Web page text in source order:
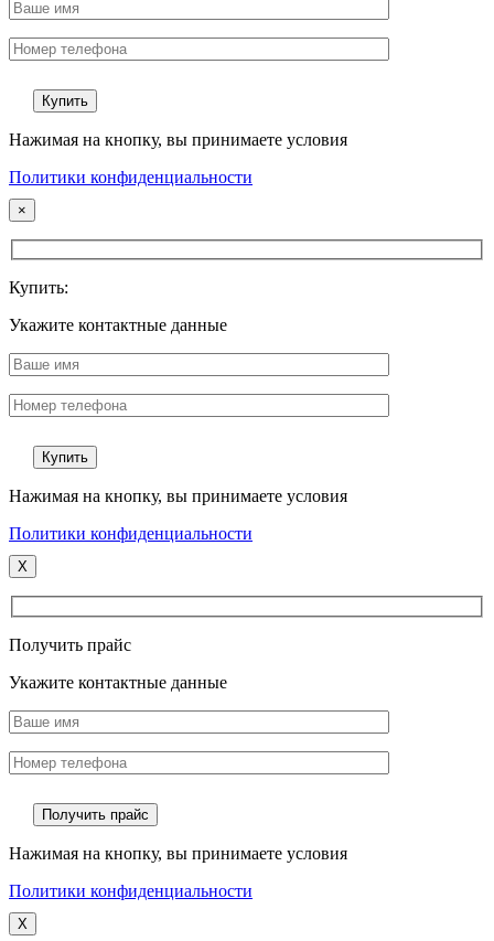
Нажимая на кнопку, вы принимаете условия
Политики конфиденциальности
×
Купить:
Укажите контактные данные
Нажимая на кнопку, вы принимаете условия
Политики конфиденциальности
X
Получить прайс
Укажите контактные данные
Нажимая на кнопку, вы принимаете условия
Политики конфиденциальности
X